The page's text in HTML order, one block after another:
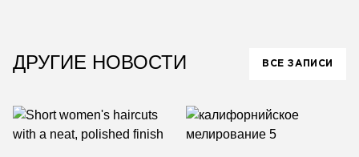
ДРУГИЕ НОВОСТИ ВСЕ ЗАПИСИ